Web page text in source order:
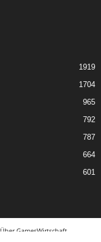
1919
1704
965
792
787
664
601
Über GamesWirtschaft